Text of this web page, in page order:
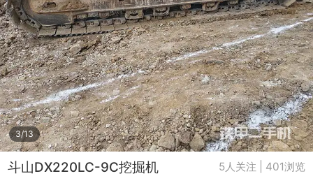
3/13
斗山DX220LC-9C挖掘机 5人关注 | 401浏览
提
交
即
表
示
您
同
意
《隐
私
政
策》
铁甲龙总部 4000099032 认证经纪人